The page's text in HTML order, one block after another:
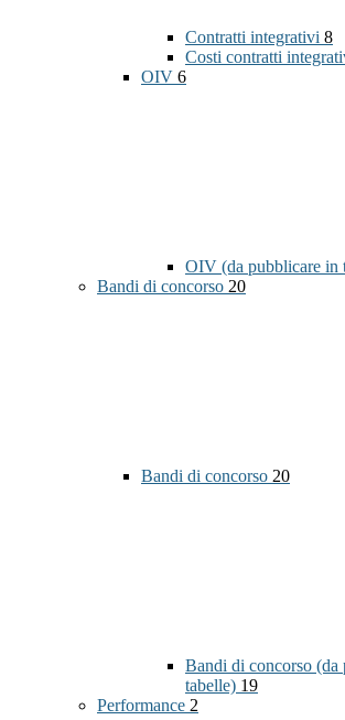
Contratti integrativi 8
Costi contratti
OIV 6
OIV (da pubblicare in
Bandi di concorso 20
Bandi di concorso 20
Bandi di concorso (da
tabelle) 19
Performance 2